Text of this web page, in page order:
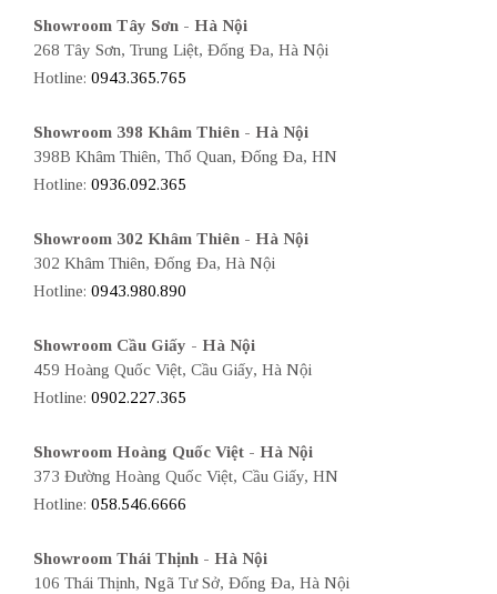
Showroom Tây Sơn - Hà Nội
268 Tây Sơn, Trung Liệt, Đống Đa, Hà Nội
Hotline: 0943.365.765
Showroom 398 Khâm Thiên - Hà Nội
398B Khâm Thiên, Thổ Quan, Đống Đa, HN
Hotline: 0936.092.365
Showroom 302 Khâm Thiên - Hà Nội
302 Khâm Thiên, Đống Đa, Hà Nội
Hotline: 0943.980.890
Showroom Cầu Giấy - Hà Nội
459 Hoàng Quốc Việt, Cầu Giấy, Hà Nội
Hotline: 0902.227.365
Showroom Hoàng Quốc Việt - Hà Nội
373 Đường Hoàng Quốc Việt, Cầu Giấy, HN
Hotline: 058.546.6666
Showroom Thái Thịnh - Hà Nội
106 Thái Thịnh, Ngã Tư Sở, Đống Đa, Hà Nội